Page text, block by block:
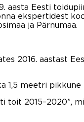
aasta Eesti
ekspertidest
ja Pärnumaa.
2016. aastast
1,5 meetri pikkune
toit